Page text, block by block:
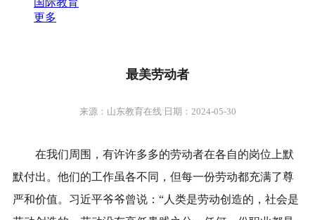
国际教育
更多
最美劳动者
来源：山东教育在线 日期：2024-05-30
在我们周围，有许许多多的劳动者在各自的岗位上默
默付出。他们的工作虽各不同，但每一份劳动都充满了尊
严和价值。习近平爷爷曾说：“人类是劳动创造的，社会是